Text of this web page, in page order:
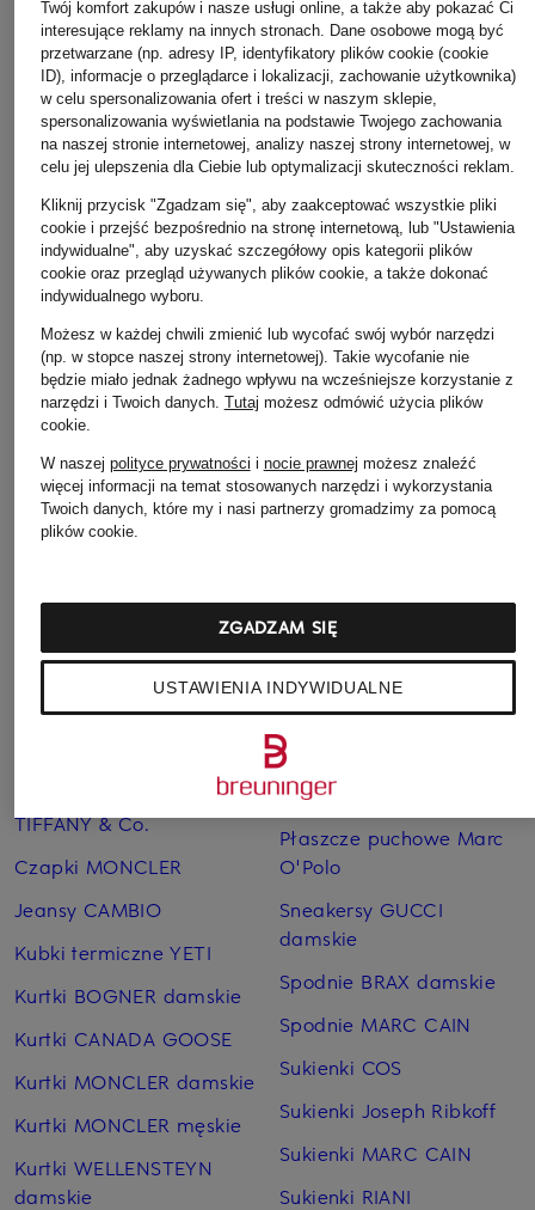
darling harbour
Kozaki
Najniższa cena:
500,65 zł
Cena regularna:1 185 zł
Bianca Di
Kozaki
Najniższa cena:432,65 zł
Cena regularna:1 019 zł
Pretty Ballerinas
Kozaki GRETA
Najniższa cena:
Cena regularna:
TIFFANY & Co.
Czapki MONCLER
Jeansy CAMBIO
Kubki termiczne YETI
Kurtki BOGNER damskie
Kurtki CANADA GOOSE
Kurtki MONCLER damskie
Kurtki MONCLER męskie
Kurtki WELLENSTEYN
damskie
Pierścionki TIFFANY & Co.
Płaszcze puchowe Marc
O'Polo
Sneakersy GUCCI
damskie
Spodnie BRAX damskie
Spodnie MARC CAIN
Sukienki COS
Sukienki Joseph Ribkoff
Sukienki MARC CAIN
Sukienki RIANI
Twój komfort zakupów i nasze usługi online, a także aby pokazać Ci
interesujące reklamy na innych stronach. Dane osobowe mogą być
przetwarzane (np. adresy IP, identyfikatory plików cookie (cookie
ID), informacje o przeglądarce i lokalizacji, zachowanie użytkownika)
w celu spersonalizowania ofert i treści w naszym sklepie,
spersonalizowania wyświetlania na podstawie Twojego zachowania
na naszej stronie internetowej, analizy naszej strony internetowej, w
celu jej ulepszenia dla Ciebie lub optymalizacji skuteczności reklam.
Kliknij przycisk "Zgadzam się", aby zaakceptować wszystkie pliki
cookie i przejść bezpośrednio na stronę internetową, lub "Ustawienia
indywidualne", aby uzyskać szczegółowy opis kategorii plików
cookie oraz przegląd używanych plików cookie, a także dokonać
indywidualnego wyboru.
Możesz w każdej chwili zmienić lub wycofać swój wybór narzędzi
(np. w stopce naszej strony internetowej). Takie wycofanie nie
będzie miało jednak żadnego wpływu na wcześniejsze korzystanie z
narzędzi i Twoich danych. Tutaj możesz odmówić użycia plików
cookie.
W naszej polityce prywatności i nocie prawnej możesz znaleźć
więcej informacji na temat stosowanych narzędzi i wykorzystania
Twoich danych, które my i nasi partnerzy gromadzimy za pomocą
plików cookie.
USTAWIENIA INDYWIDUALNE
ZGADZAM SIĘ